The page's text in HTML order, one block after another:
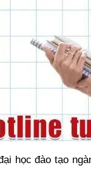
học đào tạo